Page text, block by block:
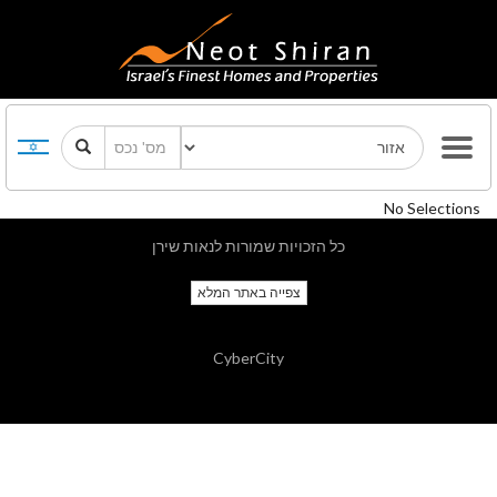
No Selections
כל הזכויות שמורות לנאות שירן
צפייה באתר המלא
CyberCity